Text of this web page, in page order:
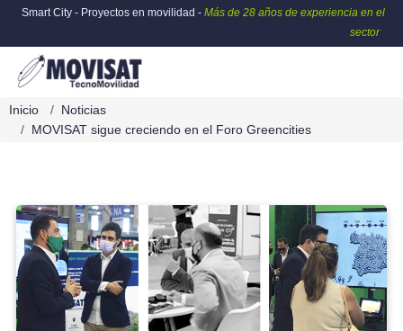
Smart City - Proyectos en movilidad - Más de 28 años de experiencia en el
sector
Inicio
Noticias
MOVISAT sigue creciendo en el Foro Greencities